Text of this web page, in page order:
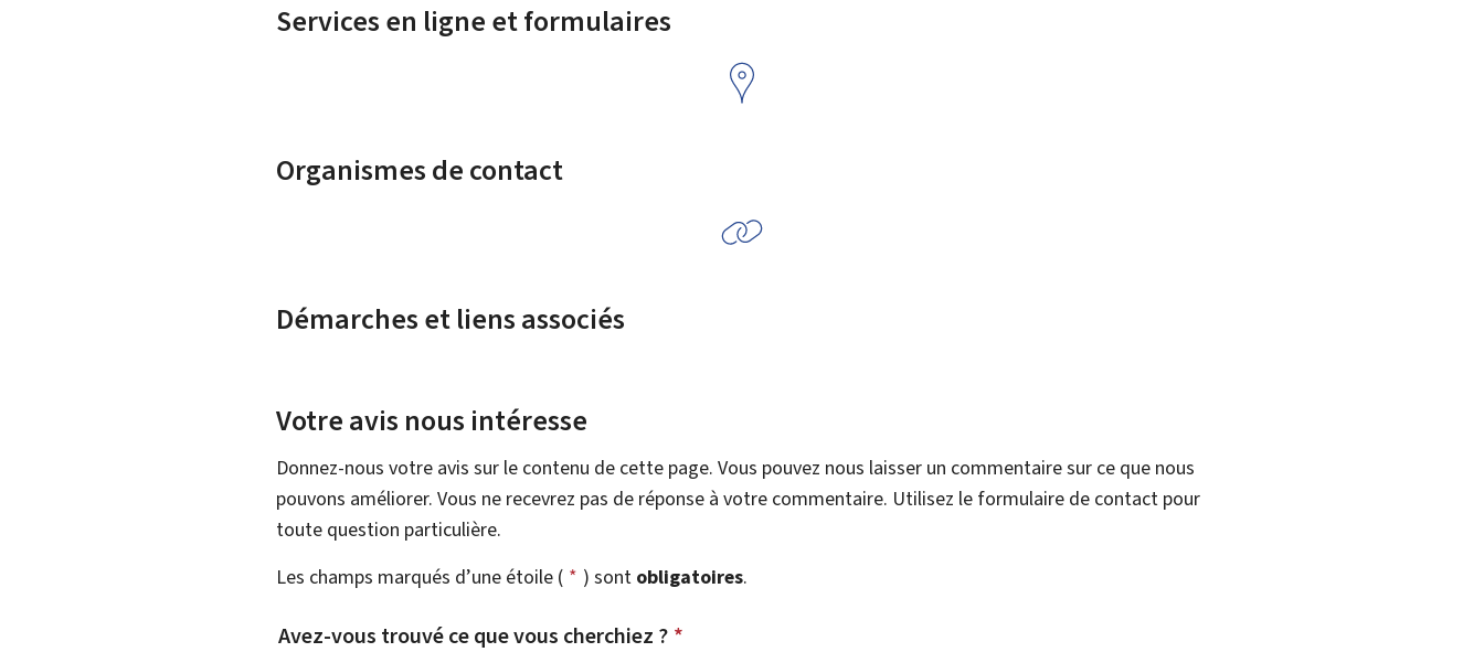
Services en ligne et formulaires
Organismes de contact
Démarches et liens associés
Votre avis nous intéresse
Donnez-nous votre avis sur le contenu de cette page. Vous pouvez nous laisser un commentaire sur ce que nous
pouvons améliorer. Vous ne recevrez pas de réponse à votre commentaire. Utilisez le formulaire de contact pour
toute question particulière.
Les champs marqués d’une étoile ( * ) sont obligatoires.
Avez-vous trouvé ce que vous cherchiez ? *